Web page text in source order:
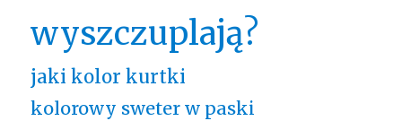
wyszczuplają?
jaki kolor kurtki
kolorowy sweter w paski